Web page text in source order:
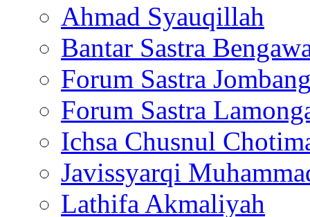
Ahmad Syauqillah
Bantar Sastra
Forum Sastra
Forum Sastra
Ichsa Chusnul
Javissyarqi
Lathifa Akmaliyah